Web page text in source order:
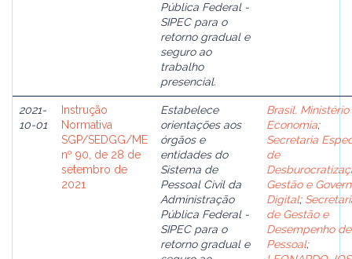
Pública Federal -
SIPEC para o
retorno gradual e
seguro ao
trabalho
presencial.
2021-
10-01
Instrução
Normativa
SGP/SEDGG/ME
nº 90, de 28 de
setembro de
2021
Estabelece
orientações aos
órgãos e
entidades do
Sistema de
Pessoal Civil da
Administração
Pública Federal -
SIPEC para o
retorno gradual e
Brasil. Ministério
Economia;
Secretaria
de
Gestão e
Digital;
de Gestão e
Desempenho de
Pessoal;